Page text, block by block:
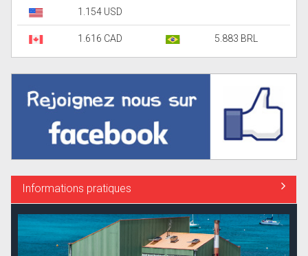
1.154 USD
1.616 CAD 5.883 BRL
Informations pratiques